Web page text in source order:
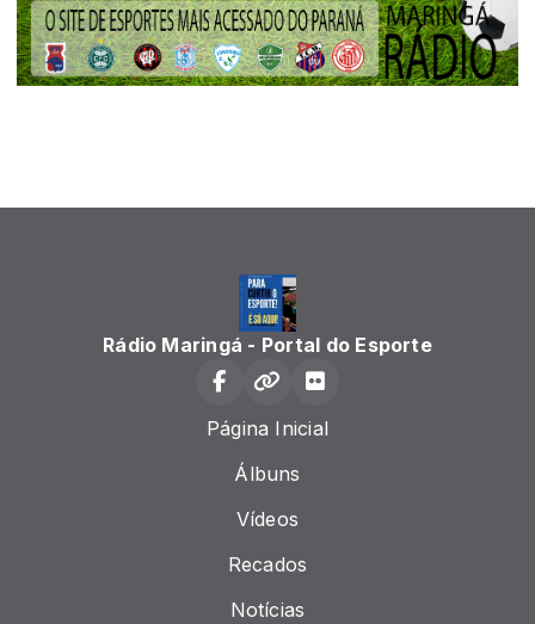
Rádio Maringá - Portal do Esporte
Página Inicial
Álbuns
Vídeos
Recados
Notícias